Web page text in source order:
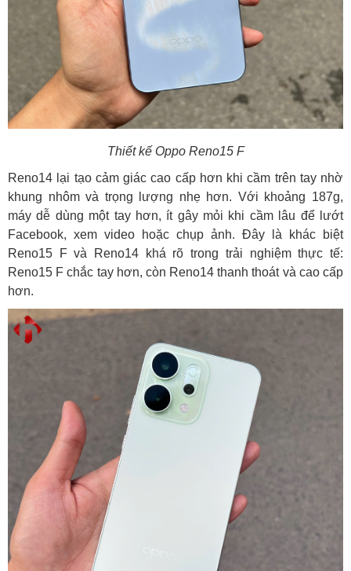
Thiết kế Oppo Reno15 F
Reno14 lại tạo cảm giác cao cấp hơn khi cầm trên tay nhờ
khung nhôm và trọng lượng nhẹ hơn. Với khoảng 187g,
máy dễ dùng một tay hơn, ít gây mỏi khi cầm lâu để lướt
Facebook, xem video hoặc chụp ảnh. Đây là khác biệt
Reno15 F và Reno14 khá rõ trong trải nghiệm thực tế:
Reno15 F chắc tay hơn, còn Reno14 thanh thoát và cao cấp
hơn.